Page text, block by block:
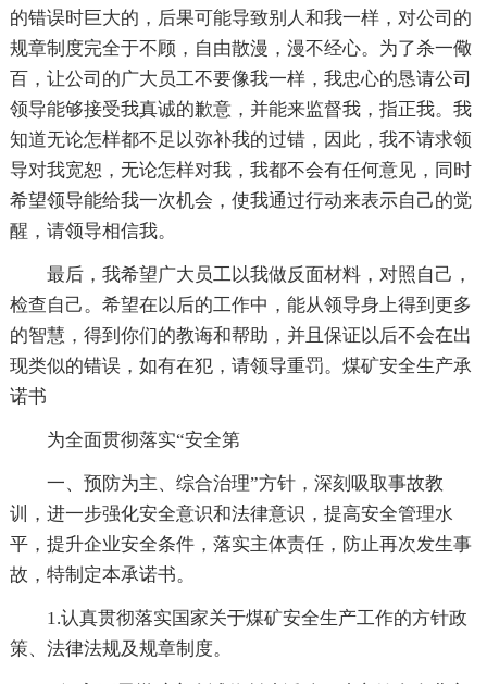
的错误时巨大的，后果可能导致别人和我一样，对公司的
规章制度完全于不顾，自由散漫，漫不经心。为了杀一儆
百，让公司的广大员工不要像我一样，我忠心的恳请公司
领导能够接受我真诚的歉意，并能来监督我，指正我。我
知道无论怎样都不足以弥补我的过错，因此，我不请求领
导对我宽恕，无论怎样对我，我都不会有任何意见，同时
希望领导能给我一次机会，使我通过行动来表示自己的觉
醒，请领导相信我。
最后，我希望广大员工以我做反面材料，对照自己，
检查自己。希望在以后的工作中，能从领导身上得到更多
的智慧，得到你们的教诲和帮助，并且保证以后不会在出
现类似的错误，如有在犯，请领导重罚。煤矿安全生产承
诺书
为全面贯彻落实“安全第
一、预防为主、综合治理”方针，深刻吸取事故教
训，进一步强化安全意识和法律意识，提高安全管理水
平，提升企业安全条件，落实主体责任，防止再次发生事
故，特制定本承诺书。
1.认真贯彻落实国家关于煤矿安全生产工作的方针政
策、法律法规及规章制度。